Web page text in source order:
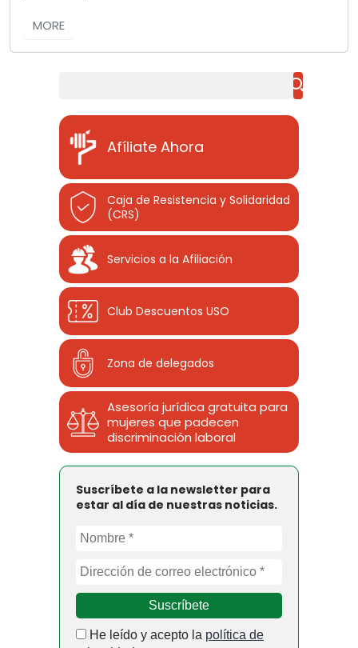
MORE
Afíliate Ahora
Caja de Resistencia y Solidaridad
(CRS)
Servicios a la Afiliación
Club Descuentos USO
Zona de delegados
Asesoría jurídica gratuita para
mujeres que padecen
discriminación laboral
Suscríbete a la newsletter para
estar al día de nuestras noticias.
He leído y acepto la política de